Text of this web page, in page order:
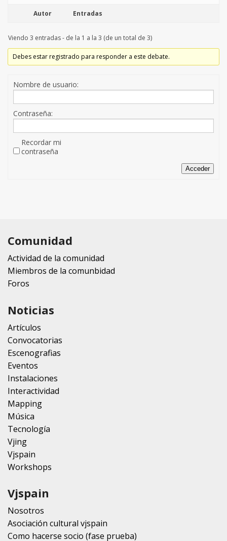
Autor Entradas
Viendo 3 entradas - de la 1 a la 3 (de un total de 3)
Debes estar registrado para responder a este debate.
Nombre de usuario:
Contraseña:
Recordar mi
contraseña
Acceder
Comunidad
Actividad de la comunidad
Miembros de la comunbidad
Foros
Noticias
Artículos
Convocatorias
Escenografias
Eventos
Instalaciones
Interactividad
Mapping
Música
Tecnología
Vjing
Vjspain
Workshops
Vjspain
Nosotros
Asociación cultural vjspain
Como hacerse socio (fase prueba)